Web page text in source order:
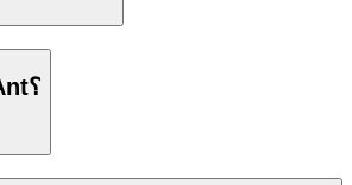
ما هو Apache Ant؟